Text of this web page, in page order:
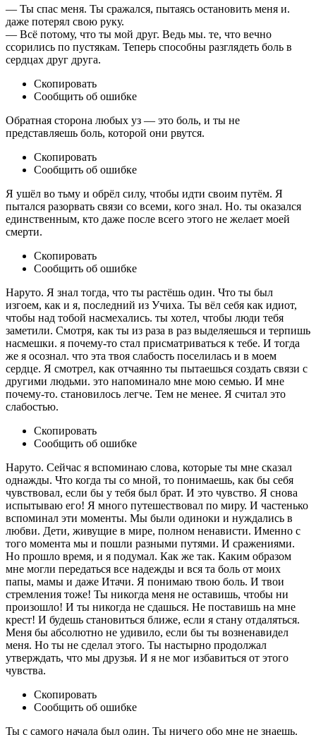
— Ты спас меня. Ты сражался, пытаясь остановить меня и.
даже потерял свою руку.
— Всё потому, что ты мой друг. Ведь мы. те, что вечно
ссорились по пустякам. Теперь способны разглядеть боль в
сердцах друг друга.
Скопировать
Сообщить об ошибке
Обратная сторона любых уз — это боль, и ты не
представляешь боль, которой они рвутся.
Скопировать
Сообщить об ошибке
Я ушёл во тьму и обрёл силу, чтобы идти своим путём. Я
пытался разорвать связи со всеми, кого знал. Но. ты оказался
единственным, кто даже после всего этого не желает моей
смерти.
Скопировать
Сообщить об ошибке
Наруто. Я знал тогда, что ты растёшь один. Что ты был
изгоем, как и я, последний из Учиха. Ты вёл себя как идиот,
чтобы над тобой насмехались. ты хотел, чтобы люди тебя
заметили. Смотря, как ты из раза в раз выделяешься и терпишь
насмешки. я почему-то стал присматриваться к тебе. И тогда
же я осознал. что эта твоя слабость поселилась и в моем
сердце. Я смотрел, как отчаянно ты пытаешься создать связи с
другими людьми. это напоминало мне мою семью. И мне
почему-то. становилось легче. Тем не менее. Я считал это
слабостью.
Скопировать
Сообщить об ошибке
Наруто. Сейчас я вспоминаю слова, которые ты мне сказал
однажды. Что когда ты со мной, то понимаешь, как бы себя
чувствовал, если бы у тебя был брат. И это чувство. Я снова
испытываю его! Я много путешествовал по миру. И частенько
вспоминал эти моменты. Мы были одиноки и нуждались в
любви. Дети, живущие в мире, полном ненависти. Именно с
того момента мы и пошли разными путями. И сражениями.
Но прошло время, и я подумал. Как же так. Каким образом
мне могли передаться все надежды и вся та боль от моих
папы, мамы и даже Итачи. Я понимаю твою боль. И твои
стремления тоже! Ты никогда меня не оставишь, чтобы ни
произошло! И ты никогда не сдашься. Не поставишь на мне
крест! И будешь становиться ближе, если я стану отдаляться.
Меня бы абсолютно не удивило, если бы ты возненавидел
меня. Но ты не сделал этого. Ты настырно продолжал
утверждать, что мы друзья. И я не мог избавиться от этого
чувства.
Скопировать
Сообщить об ошибке
Ты с самого начала был один. Ты ничего обо мне не знаешь.